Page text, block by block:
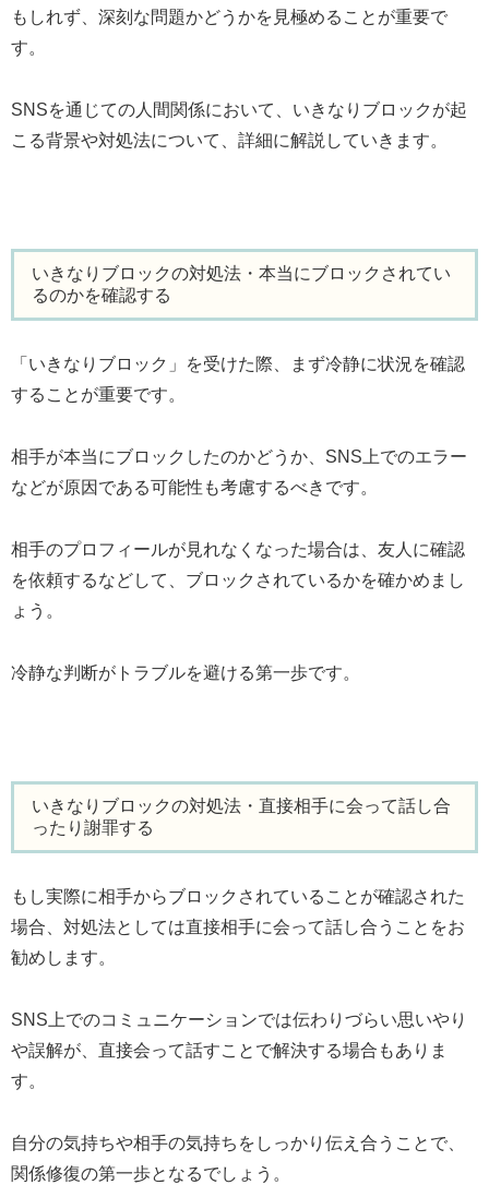
もしれず、深刻な問題かどうかを見極めることが重要で
す。
SNSを通じての人間関係において、いきなりブロックが起
こる背景や対処法について、詳細に解説していきます。
いきなりブロックの対処法・本当にブロックされてい
るのかを確認する
「いきなりブロック」を受けた際、まず冷静に状況を確認
することが重要です。
相手が本当にブロックしたのかどうか、SNS上でのエラー
などが原因である可能性も考慮するべきです。
相手のプロフィールが見れなくなった場合は、友人に確認
を依頼するなどして、ブロックされているかを確かめまし
ょう。
冷静な判断がトラブルを避ける第一歩です。
いきなりブロックの対処法・直接相手に会って話し合
ったり謝罪する
もし実際に相手からブロックされていることが確認された
場合、対処法としては直接相手に会って話し合うことをお
勧めします。
SNS上でのコミュニケーションでは伝わりづらい思いやり
や誤解が、直接会って話すことで解決する場合もありま
す。
自分の気持ちや相手の気持ちをしっかり伝え合うことで、
関係修復の第一歩となるでしょう。